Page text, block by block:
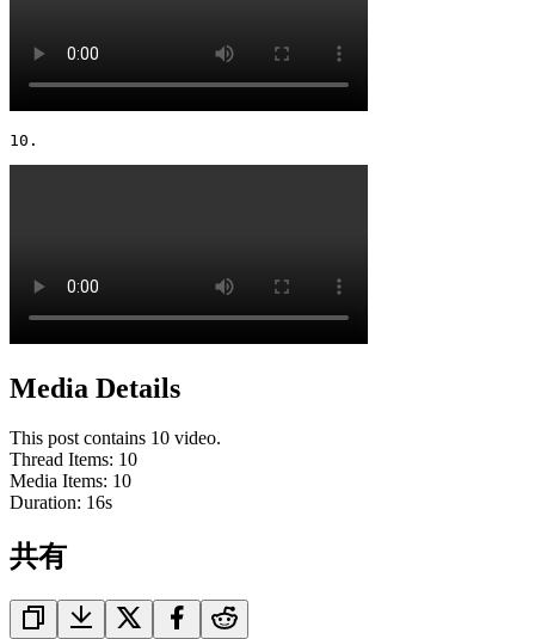
10.
Media Details
This post contains 10 video.
Thread Items: 10
Media Items: 10
Duration: 16s
共有